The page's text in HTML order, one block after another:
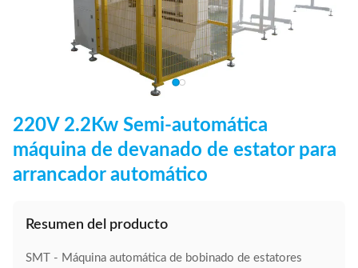
220V 2.2Kw Semi-automática
máquina de devanado de estator para
arrancador automático
Resumen del producto
SMT - Máquina automática de bobinado de estatores